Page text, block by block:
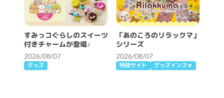
すみっコぐらしのスイーツ
付きチャームが登場♪
2026/08/07
グッズ
「あのころのリラックマ」
シリーズ
2026/08/07
特設サイト グッズインフォ